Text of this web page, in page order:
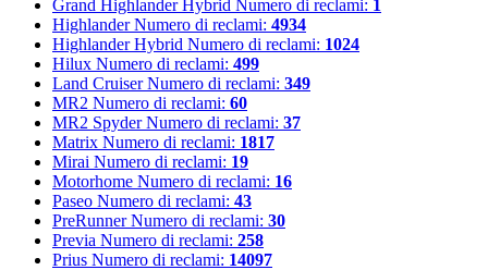
Grand Highlander Hybrid Numero di reclami: 1
Highlander Numero di reclami: 4934
Highlander Hybrid Numero di reclami: 1024
Hilux Numero di reclami: 499
Land Cruiser Numero di reclami: 349
MR2 Numero di reclami: 60
MR2 Spyder Numero di reclami: 37
Matrix Numero di reclami: 1817
Mirai Numero di reclami: 19
Motorhome Numero di reclami: 16
Paseo Numero di reclami: 43
PreRunner Numero di reclami: 30
Previa Numero di reclami: 258
Prius Numero di reclami: 14097